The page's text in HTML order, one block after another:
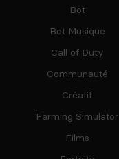
Bot
Bot Musique
Call of Duty
Communauté
Créatif
Farming Simulator
Films